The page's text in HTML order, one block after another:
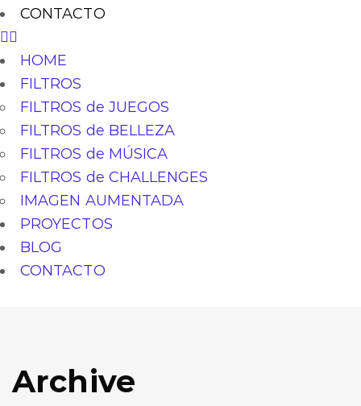
CONTACTO
HOME
FILTROS
FILTROS de JUEGOS
FILTROS de BELLEZA
FILTROS de MÚSICA
FILTROS de CHALLENGES
IMAGEN AUMENTADA
PROYECTOS
BLOG
CONTACTO
Archive